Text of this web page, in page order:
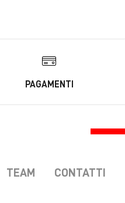
PAGAMENTI
TEAM CONTATTI